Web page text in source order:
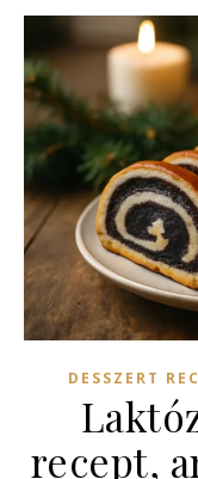
DESSZERT
recept,